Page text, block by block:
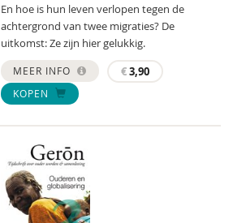
En hoe is hun leven verlopen tegen de
achtergrond van twee migraties? De
uitkomst: Ze zijn hier gelukkig.
MEER INFO €3,90
KOPEN